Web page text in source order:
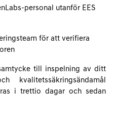
personal utanför EES
för att verifiera
till inspelning av ditt
kvalitetssäkringsändamål
i trettio dagar och sedan